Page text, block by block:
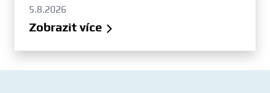
5.8.2026
Zobrazit více